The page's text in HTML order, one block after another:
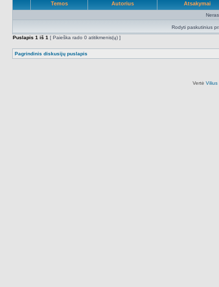
Temos Autorius Atsakymai
Rodyti paskutinius
Puslapis 1 iš 1 [ Paieška rado 0 atitikmenis(ų) ]
Pagrindinis diskusijų puslapis
Vertė Vilius